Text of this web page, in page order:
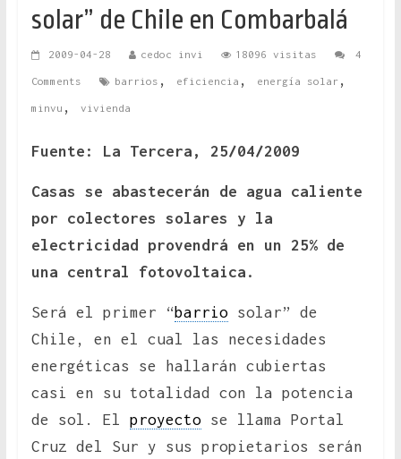
solar” de Chile en Combarbalá
2009-04-28 cedoc invi 18096 visitas 4
Comments barrios , eficiencia , energía solar,
minvu , vivienda
Fuente: La Tercera, 25/04/2009
Casas se abastecerán de agua caliente
por colectores solares y la
electricidad provendrá en un 25% de
una central fotovoltaica.
Será el primer “barriosolar” de
Chile, en el cual las necesidades
energéticas se hallarán cubiertas
casi en su totalidad con la potencia
de sol. El proyectose llama Portal
Cruz del Sur y sus propietarios serán